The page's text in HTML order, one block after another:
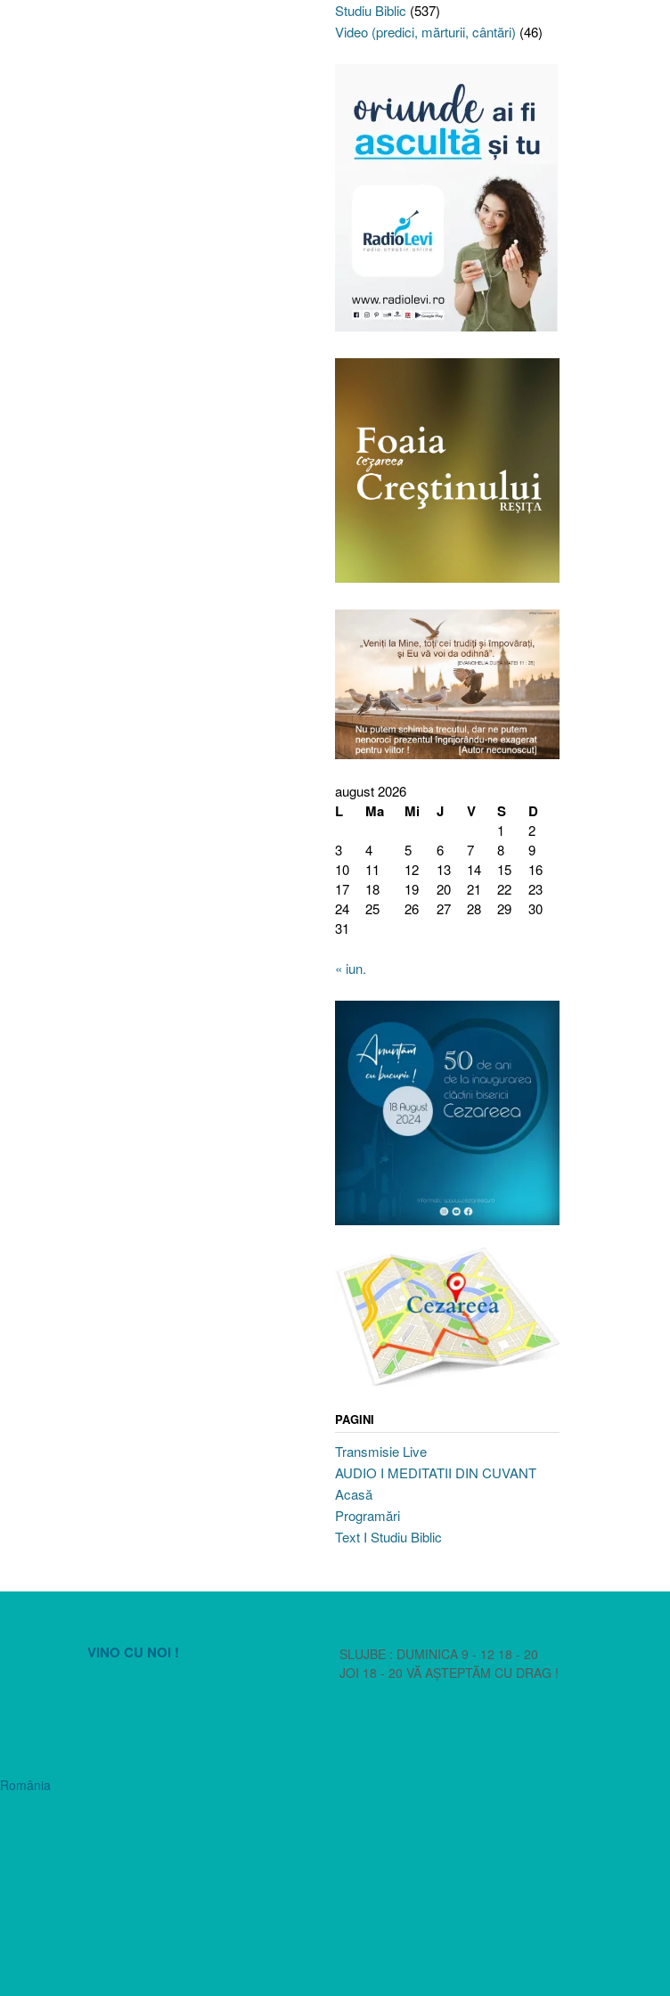
Studiu Biblic (537)
Video (predici, mărturii, cântări) (46)
august 2026
L Ma Mi J V S D
1
2
3
4 5 6 7 8
9
10
11 12 13 14 15
16
17
18 19 20 21 22
23
24
25 26 27 28 29
30
31
« iun.
PAGINI
Transmisie Live
AUDIO I MEDITATII DIN CUVANT
Acasă
Programări
Text I Studiu Biblic
VINO CU NOI !
SLUJBE : DUMINICA 9 - 12 18 - 20
JOI 18 - 20 VĂ AȘTEPTĂM CU DRAG !